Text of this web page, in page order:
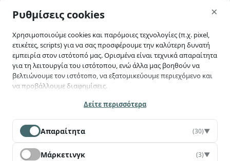
Έχεις ερωτήσεις;
Επικοινώνησε μαζί μας
281 052 8698
Ρυθμίσεις cookies ×
Χρησιμοποιούμε cookies και παρόμοιες τεχνολογίες (π.χ. pixel,
ετικέτες, scripts) για να σας προσφέρουμε την καλύτερη δυνατή
εμπειρία στον ιστότοπό μας. Ορισμένα είναι τεχνικά απαραίτητα
για τη λειτουργία του ιστότοπου, ενώ άλλα μας βοηθούν να
βελτιώνουμε τον ιστότοπο, να εξατομικεύουμε περιεχόμενο και
να προβάλλουμε διαφημίσεις.
Κατά τη χρήση του ιστότοπού μας ενδέχεται να συλλέγονται
συμπεριφορά χρήσης), να διαβιβάζονται σε τρίτους και να
υποβάλλονται σε επεξεργασία από αυτούς —
συμπεριλαμβανομένων χωρών εκτός ΕΕ/ΕΟΧ (π.χ. ΗΠΑ), όπου δεν
διασφαλίζεται ισοδύναμο επίπεδο προστασίας δεδομένων
Δείτε περισσότερα
Απαραίτητα (30)▼
Μάρκετινγκ (3)▼